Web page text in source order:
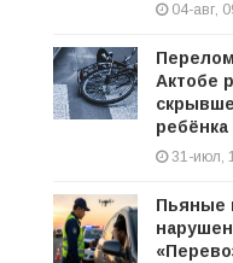
04-авг,
Актобе
ребёнка
31-июл,
Пьяные